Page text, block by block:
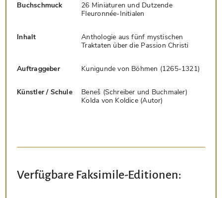
Buchschmuck
26 Miniaturen und Dutzende
Fleuronnée-Initialen
Inhalt
Anthologie aus fünf mystischen
Traktaten über die Passion Christi
Auftraggeber Kunigunde von Böhmen (1265-1321)
Künstler / Schule
Beneš (Schreiber und Buchmaler)
Kolda von Koldice (Autor)
Verfügbare Faksimile-Editionen: